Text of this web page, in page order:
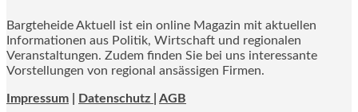
Bargteheide Aktuell ist ein online Magazin mit aktuellen
Informationen aus Politik, Wirtschaft und regionalen
Veranstaltungen. Zudem finden Sie bei uns interessante
Vorstellungen von regional ansässigen Firmen.
Impressum Datenschutz | AGB